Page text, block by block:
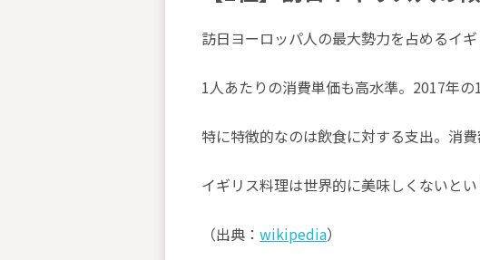
訪日ヨーロッパ人の最大勢力を占めるイギ
1人あたりの消費単価も高水準。2017年
特に特徴的なのは飲食に対する支出。消
イギリス料理は世界的に美味しくないと
（出典： wikipedia）